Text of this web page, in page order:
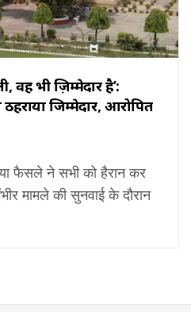
वह भी ज़िम्मेदार है’:
ठहराया जिम्मेदार, आरोपित
फैसले ने सभी को हैरान कर
मामले की सुनवाई के दौरान